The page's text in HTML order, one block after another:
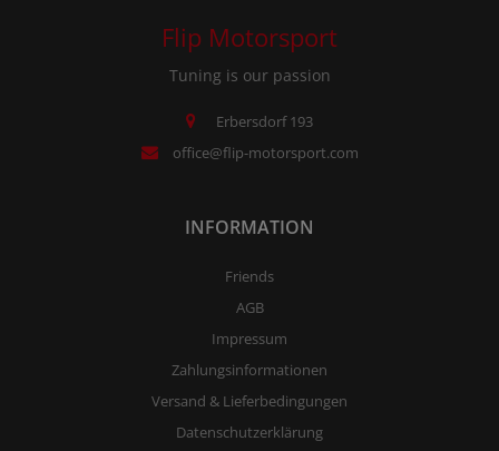
Flip Motorsport
Tuning is our passion
Erbersdorf 193
office@flip-motorsport.com
INFORMATION
Friends
AGB
Impressum
Zahlungsinformationen
Versand & Lieferbedingungen
Datenschutzerklärung